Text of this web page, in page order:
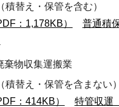
積替え・保管を含む）
：1,178KB）
普通積
棄物収集運搬業
積替え・保管を含まない）
：414KB）
特管収運